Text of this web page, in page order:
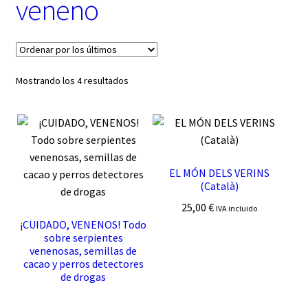
e
o
í
veneno
Mostrando los 4 resultadosOrdenado
últimos
¡CUIDADO, VENENOS! Todo
sobre serpientes
venenosas, semillas de
cacao y perros detectores
de drogas
EL MÓN DELS VERINS
(Català)
25,00 € IVA incluido